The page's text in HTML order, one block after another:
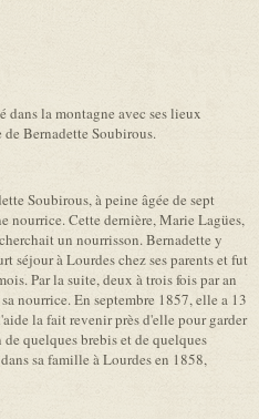
la montagne avec ses lieux
de Bernadette Soubirous.
Soubirous, à peine âgée de sept
nourrice. Cette dernière, Marie Lagües,
un nourrisson. Bernadette y
séjour à Lourdes chez ses parents et fut
Par la suite, deux à trois fois par an
nourrice. En septembre 1857, elle a 13
la fait revenir près d'elle pour garder
quelques brebis et de quelques
sa famille à Lourdes en 1858,